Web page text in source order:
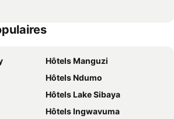
Hôtels Manguzi
Hôtels Ndumo
Hôtels Lake Sibaya
Hôtels Ingwavuma